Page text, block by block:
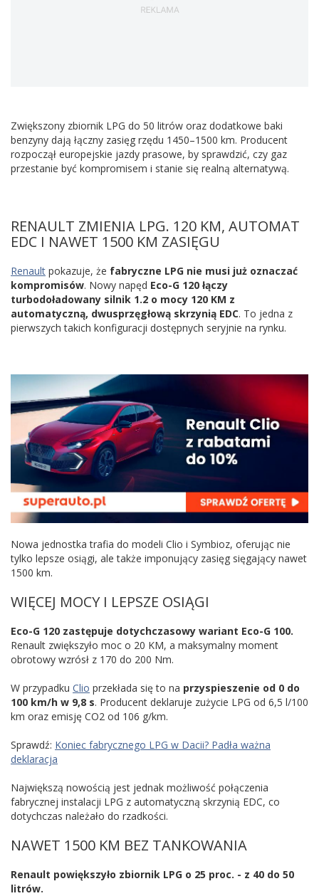
Zwiększony zbiornik LPG do 50 litrów oraz dodatkowe baki
benzyny dają łączny zasięg rzędu 1450–1500 km. Producent
rozpoczął europejskie jazdy prasowe, by sprawdzić, czy gaz
przestanie być kompromisem i stanie się realną alternatywą.
RENAULT ZMIENIA LPG. 120 KM, AUTOMAT
EDC I NAWET 1500 KM ZASIĘGU
Renault pokazuje, że fabryczne LPG nie musi już oznaczać
kompromisów. Nowy napęd Eco-G 120 łączy
turbodoładowany silnik 1.2 o mocy 120 KM z
automatyczną, dwusprzęgłową skrzynią EDC. To jedna z
pierwszych takich konfiguracji dostępnych seryjnie na rynku.
Nowa jednostka trafia do modeli Clio i Symbioz, oferując nie
tylko lepsze osiągi, ale także imponujący zasięg sięgający nawet
1500 km.
WIĘCEJ MOCY I LEPSZE OSIĄGI
Eco-G 120 zastępuje dotychczasowy wariant Eco-G 100.
Renault zwiększyło moc o 20 KM, a maksymalny moment
obrotowy wzrósł z 170 do 200 Nm.
W przypadku Clio przekłada się to na przyspieszenie od 0 do
100 km/h w 9,8 s. Producent deklaruje zużycie LPG od 6,5 l/100
km oraz emisję CO2 od 106 g/km.
Sprawdź: Koniec fabrycznego LPG w Dacii? Padła ważna
deklaracja
Największą nowością jest jednak możliwość połączenia
fabrycznej instalacji LPG z automatyczną skrzynią EDC, co
dotychczas należało do rzadkości.
NAWET 1500 KM BEZ TANKOWANIA
Renault powiększyło zbiornik LPG o 25 proc. - z 40 do 50
litrów.